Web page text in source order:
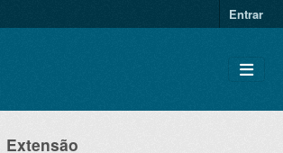
Entrar
Extensão